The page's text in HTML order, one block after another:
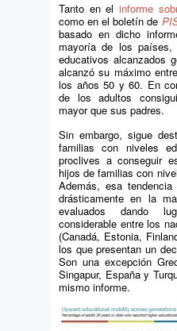
Tanto en elinforme
como en el boletín de
basado en dicho
mayoría de los
educativos alcanzados
alcanzó su máximo
los años 50 y 60. En
de los adultos
mayor que sus padres.
Sin embargo, sigue
familias con niveles
proclives a conseguir
hijos de familias con
Además, esa
drásticamente en la
evaluados dando
considerable entre los
(Canadá, Estonia,
los que presentan un
Son una excepción
Singapur, España y
mismo informe.